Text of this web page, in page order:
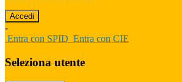
-
Entra con SPID Entra con CIE
Seleziona utente